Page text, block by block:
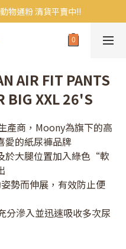
物通粉 清貨平賣中!!
物通粉 清貨平賣中!!
免運｜滿$500再9折
物通粉 清貨平賣中!!
AIR FIT PANTS
BIG XXL 26'S
產商，Moony為旗下的高
愛的紙尿褲品牌
大腿位置加入綠色“軟
勢而伸展，有效防止便
分滲入並迅速吸收多次尿